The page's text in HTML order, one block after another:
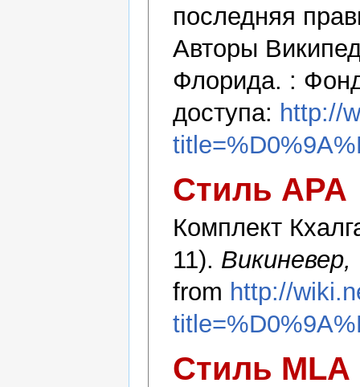
последняя
Авторы
Флорида. :
доступа: http://
Стиль APA
Комплект
11). Викиневер,
from http://
Стиль MLA